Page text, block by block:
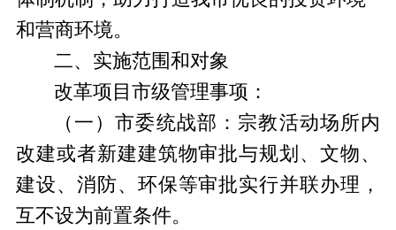
和营商环境。
二、 实施范围和对象
改革项目 市级管理事项 ：
（一）市委统战部 ：宗教活动场所内
改建或者新建建筑物审批与规划、文物、
建设、消防、环保等审批实行并联办理，
互不设为前置条件。